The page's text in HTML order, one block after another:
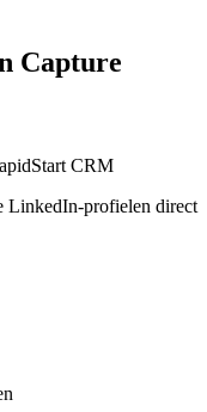
Capture
CRM
LinkedIn-profielen direct